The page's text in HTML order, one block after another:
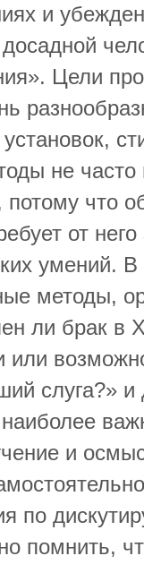
и
Цели
не часто
потому что
от
умений.
методы,
ли брак в
или
слуга?»
и
по
помнить,